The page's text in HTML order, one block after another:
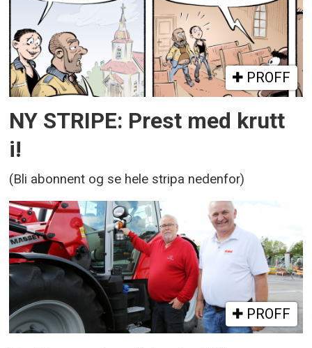
PROFF
NY STRIPE: Prest med krutt
i!
(Bli abonnent og se hele stripa nedenfor)
PROFF